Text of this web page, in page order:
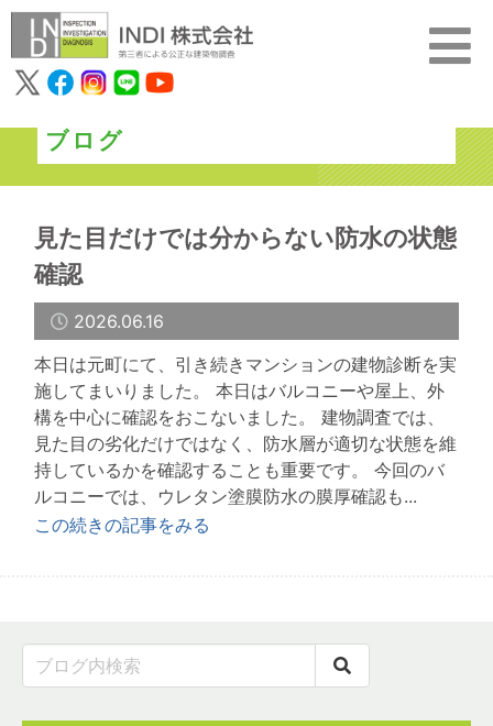
ブログ
見た目だけでは分からない防水の状態
確認
2026.06.16
本日は元町にて、引き続きマンションの建物診断を実
施してまいりました。 本日はバルコニーや屋上、外
構を中心に確認をおこないました。 建物調査では、
見た目の劣化だけではなく、防水層が適切な状態を維
持しているかを確認することも重要です。 今回のバ
ルコニーでは、ウレタン塗膜防水の膜厚確認も...
この続きの記事をみる